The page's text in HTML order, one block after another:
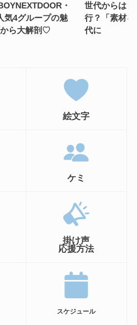
・
4グループの魅
ら大解剖♡
世代からは
行？「素材
代に
絵文字
ケミ
掛け声
応援方法
スケジュール